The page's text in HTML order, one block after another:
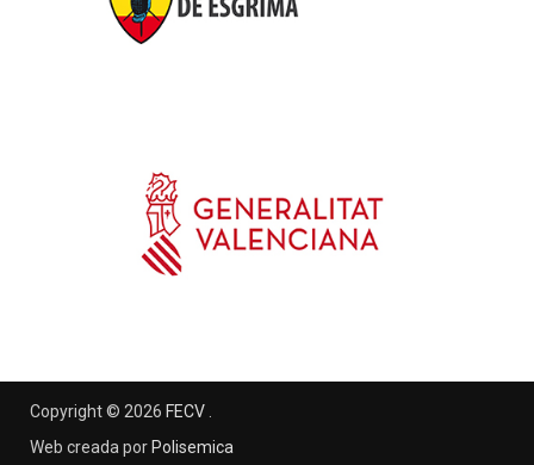
Copyright © 2026 FECV
Web creada por Polisemica